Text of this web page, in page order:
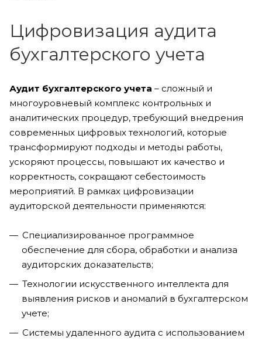
Цифровизация аудита
бухгалтерского учета
Аудит бухгалтерского учета – сложный и
многоуровневый комплекс контрольных и
аналитических процедур, требующий внедрения
современных цифровых технологий, которые
трансформируют подходы и методы работы,
ускоряют процессы, повышают их качество и
корректность, сокращают себестоимость
мероприятий. В рамках цифровизации
аудиторской деятельности применяются:
Специализированное программное
обеспечение для сбора, обработки и анализа
аудиторских доказательств;
Технологии искусственного интеллекта для
выявления рисков и аномалий в бухгалтерском
учете;
Системы удаленного аудита с использованием